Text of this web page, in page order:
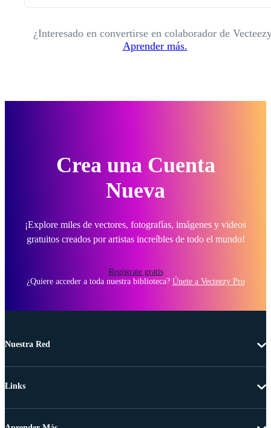
¿Interesado en convertirse en colaborador de
Aprender más.
Crea una Cuenta
Nueva
¡Explore miles de vectores, fotografías, imágenes y videos
gratuitos creados por artistas increíbles de todo el mundo!
Regístrate gratis
¿Quiere acceder a toda nuestra biblioteca? Únete a Vecteezy Pro
Nuestra Red
Links